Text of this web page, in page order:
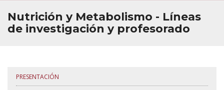
Nutrición y Metabolismo - Líneas
de investigación y profesorado
PRESENTACIÓN